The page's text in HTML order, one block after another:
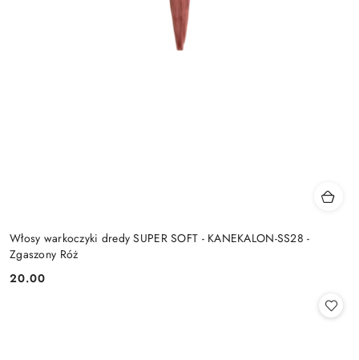
Włosy warkoczyki dredy SUPER SOFT - KANEKALON-SS28 -
Zgaszony Róż
Cena:
20.00